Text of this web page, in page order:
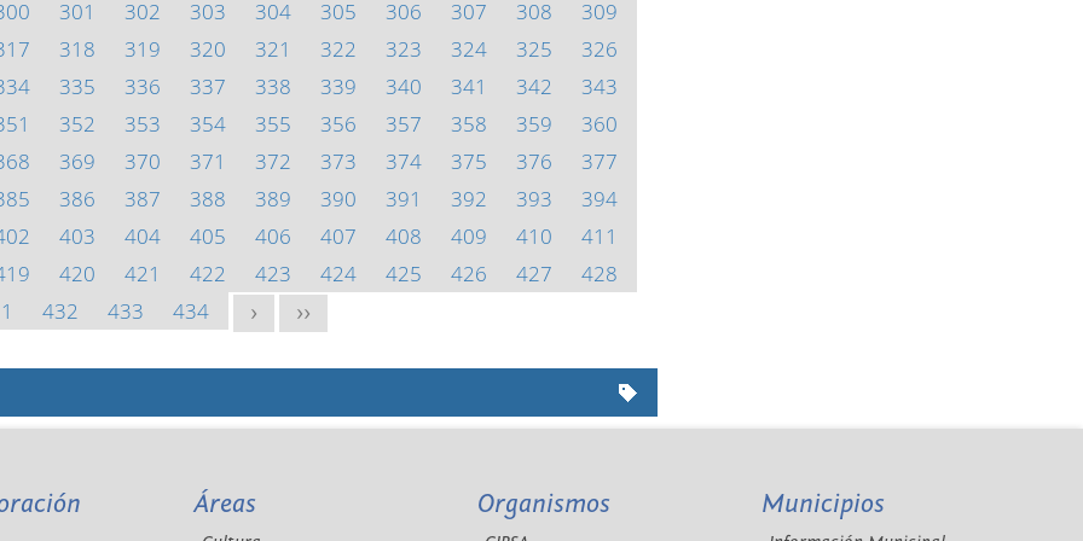
301 302 303 304 305 306 307 308
309
318 319 320 321 322 323 324 325
326
335 336 337 338 339 340 341 342
343
352 353 354 355 356 357 358 359
360
369 370 371 372 373 374 375 376
377
386 387 388 389 390 391 392 393
394
403 404 405 406 407 408 409 410
411
420 421 422 423 424 425 426 427
428
432 433 434 > >>
Áreas Organismos Municipios